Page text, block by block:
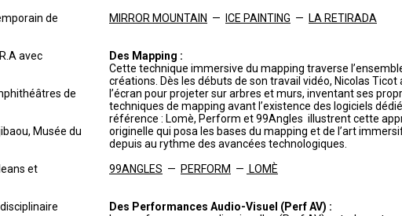
de
avec
de
Musée du
et
MIRROR MOUNTAIN — ICE PAINTING — LA RETIRADA
Des Mapping :
Cette technique immersive du mapping traverse
créations. Dès les débuts de son travail vidéo, Nicolas Ticot
l’écran pour projeter sur arbres et murs, inventant ses
techniques de mapping avant l’existence des logiciels
référence : Lomè, Perform et 99Angles illustrent cette
originelle qui posa les bases du mapping et de l’art
depuis au rythme des avancées technologiques.
99ANGLES — PERFORM — LOMÈ
Des Performances Audio-Visuel (Perf AV) :